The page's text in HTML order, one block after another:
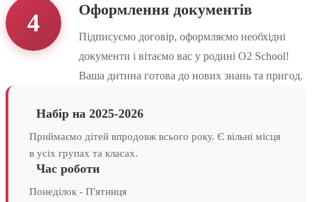
4 Оформлення документів
Підписуємо договір, оформляємо необхідні
документи і вітаємо вас у родині O2 School!
Ваша дитина готова до нових знань та пригод.
Набір на 2025-2026
Приймаємо дітей впродовж всього року. Є вільні місця
в усіх групах та класах.
Час роботи
Понеділок - П'ятниця